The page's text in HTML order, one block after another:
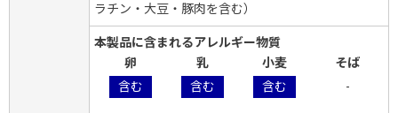
ラチン・大豆・豚肉を含む）
本製品に含まれるアレルギー物質
卵
乳 小麦
そば
含む
含む 含む -